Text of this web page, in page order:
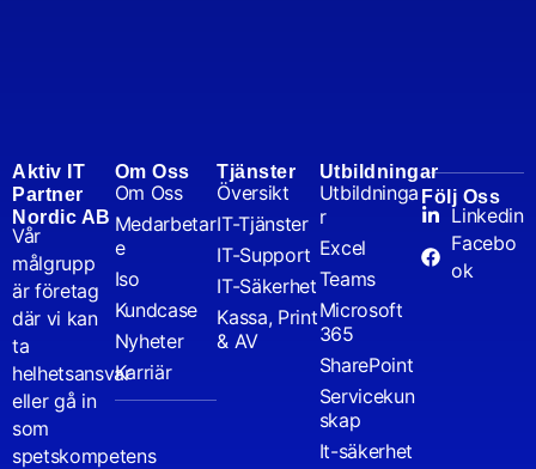
Aktiv IT
Partner
Nordic AB
Vår
målgrupp
är företag
där vi kan
ta
helhetsansvar
eller gå in
som
spetskompetens
Om Oss
Om Oss
Medarbetar
e
Iso
Kundcase
Nyheter
Karriär
Tjänster
Översikt
IT-Tjänster
IT-Support
IT-Säkerhet
Kassa, Print
& AV
Utbildningar
Utbildninga
r
Excel
Teams
Microsoft
365
SharePoint
Servicekun
skap
It-säkerhet
Följ Oss
Linkedin
Facebo
ok